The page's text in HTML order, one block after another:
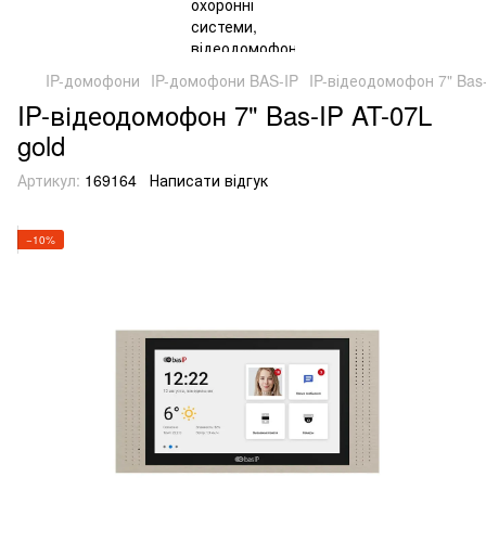
IP-домофони IP-домофони BAS-IP IP-відеодомофон 7"
IP-відеодомофон 7" Bas-IP AT-07L
gold
Артикул: 169164 Написати відгук
−10%